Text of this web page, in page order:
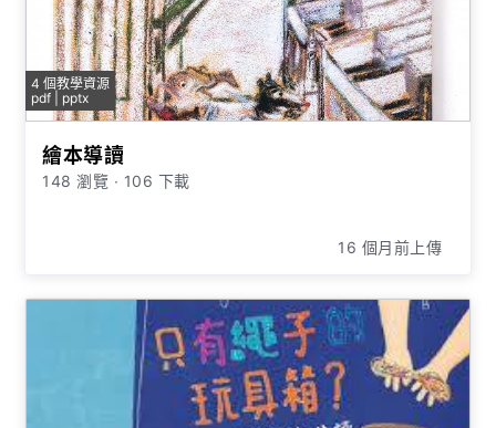
4 個教學資源
pdf | pptx
繪本導讀
148 瀏覽 ∙ 106 下載
16 個月前上傳